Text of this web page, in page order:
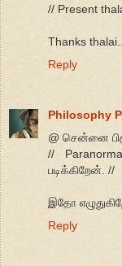
// Present
Thanks thalai...
Reply
Philosophy
@ சென்னை
//
படிக்கிறேன். //
இதோ
Reply